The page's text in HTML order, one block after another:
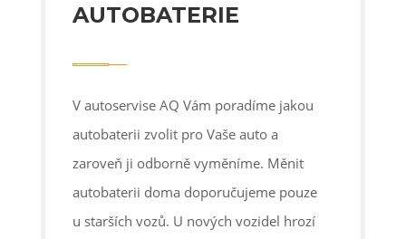
AUTOBATERIE
V autoservise AQ Vám poradíme jakou
autobaterii zvolit pro Vaše auto a
zaroveň ji odborně vyměníme. Měnit
autobaterii doma doporučujeme pouze
u starších vozů. U nových vozidel hrozí